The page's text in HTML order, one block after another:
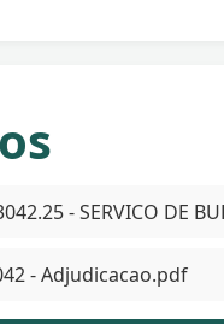
- SERVICO DE
- Adjudicacao.pdf